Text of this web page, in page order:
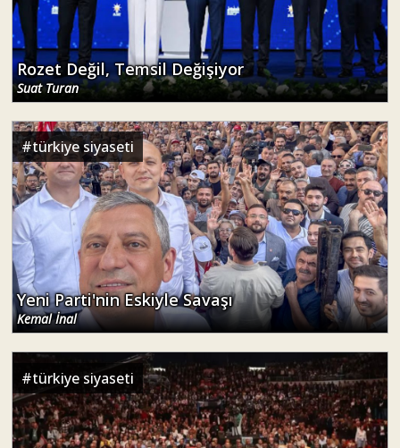
Rozet Değil, Temsil Değişiyor
Suat Turan
#türkiye siyaseti
Yeni Parti'nin Eskiyle Savaşı
Kemal İnal
#türkiye siyaseti